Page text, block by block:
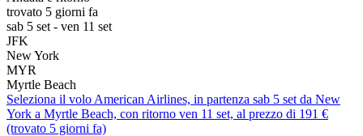
trovato 5 giorni fa
sab 5 set - ven 11 set
JFK
New York
MYR
Myrtle Beach
Seleziona il volo American Airlines, in partenza sab 5 set da New
York a Myrtle Beach, con ritorno ven 11 set, al prezzo di 191 €
(trovato 5 giorni fa)